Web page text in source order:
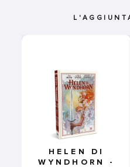
HELEN DI
WYNDHORN -